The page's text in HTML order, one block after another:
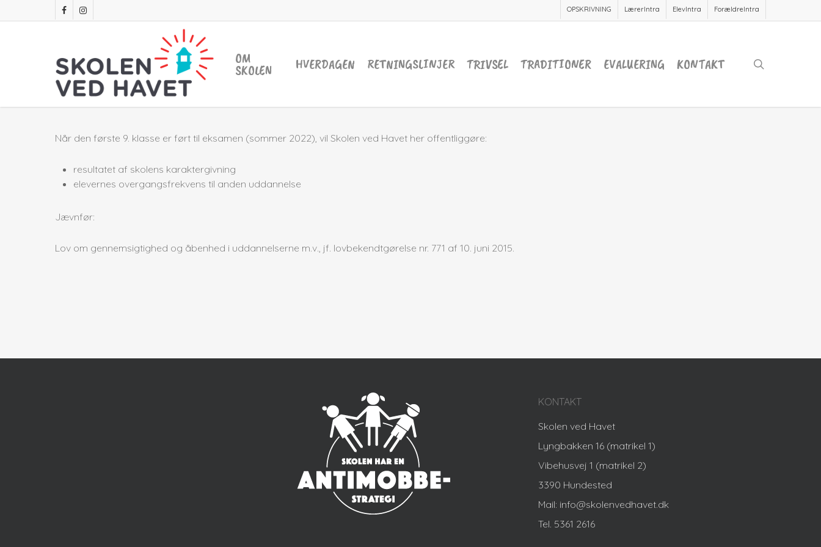
to
facebookinstagram OPSKRIVNING LærerIntra ElevIntra ForældreIntra
OM
SKOLEN HVERDAGEN RETNINGSLINJER TRIVSEL TRADITIONER EVALUERING KONTAKT
Når den første 9. klasse er ført til eksamen (sommer 2022), vil Skolen ved Havet her offentliggøre:
resultatet af skolens karaktergivning
elevernes overgangsfrekvens til anden uddannelse
Jævnfør:
Lov om gennemsigtighed og åbenhed i uddannelserne m.v., jf. lovbekendtgørelse nr. 771 af 10. juni 2015.
KONTAKT
Skolen ved Havet
Lyngbakken 16 (matrikel 1)
Vibehusvej 1 (matrikel 2)
3390 Hundested
Mail: info@skolenvedhavet.dk
Tel. 5361 2616